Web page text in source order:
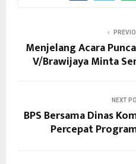
Menjelang Acara
V/Brawijaya Minta
NEXT
BPS Bersama Dinas
Percepat